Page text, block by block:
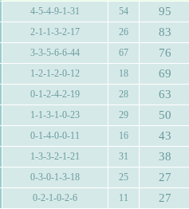
4-5-4-9-1-31 54 95
2-1-1-3-2-17 26 83
3-3-5-6-6-44 67 76
1-2-1-2-0-12 18 69
0-1-2-4-2-19 28 63
1-1-3-1-0-23 29 50
0-1-4-0-0-11 16 43
1-3-3-2-1-21 31 38
0-3-0-1-3-18 25 27
0-2-1-0-2-6 11 27